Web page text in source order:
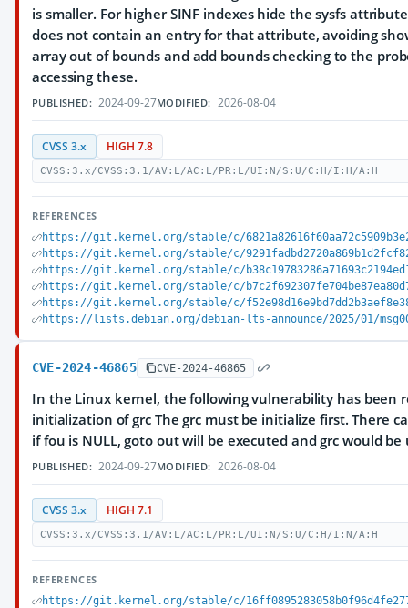
is smaller. For higher SINF indexes hide the sysfs
does not contain an entry for that attribute, avoiding
array out of bounds and add bounds checking to the
accessing these.
PUBLISHED: 2024-09-27MODIFIED: 2026-08-04
CVSS 3.x HIGH 7.8
CVSS:3.x/CVSS:3.1/AV:L/AC:L/PR:L/UI:N/S:U/C:H/I:H/A:H
REFERENCES
https://git.kernel.org/stable/c/
https://git.kernel.org/stable/c/
https://git.kernel.org/stable/c/
https://git.kernel.org/stable/c/
https://git.kernel.org/stable/c/
https://lists.debian.org/debian-lts-announce/2025/01/
CVE-2024-46865 CVE-2024-46865
In the Linux kernel, the following vulnerability has been
initialization of grc The grc must be initialize first. There
if fou is NULL, goto out will be executed and grc would
PUBLISHED: 2024-09-27MODIFIED: 2026-08-04
CVSS 3.x HIGH 7.1
CVSS:3.x/CVSS:3.1/AV:L/AC:L/PR:L/UI:N/S:U/C:H/I:N/A:H
REFERENCES
https://git.kernel.org/stable/c/